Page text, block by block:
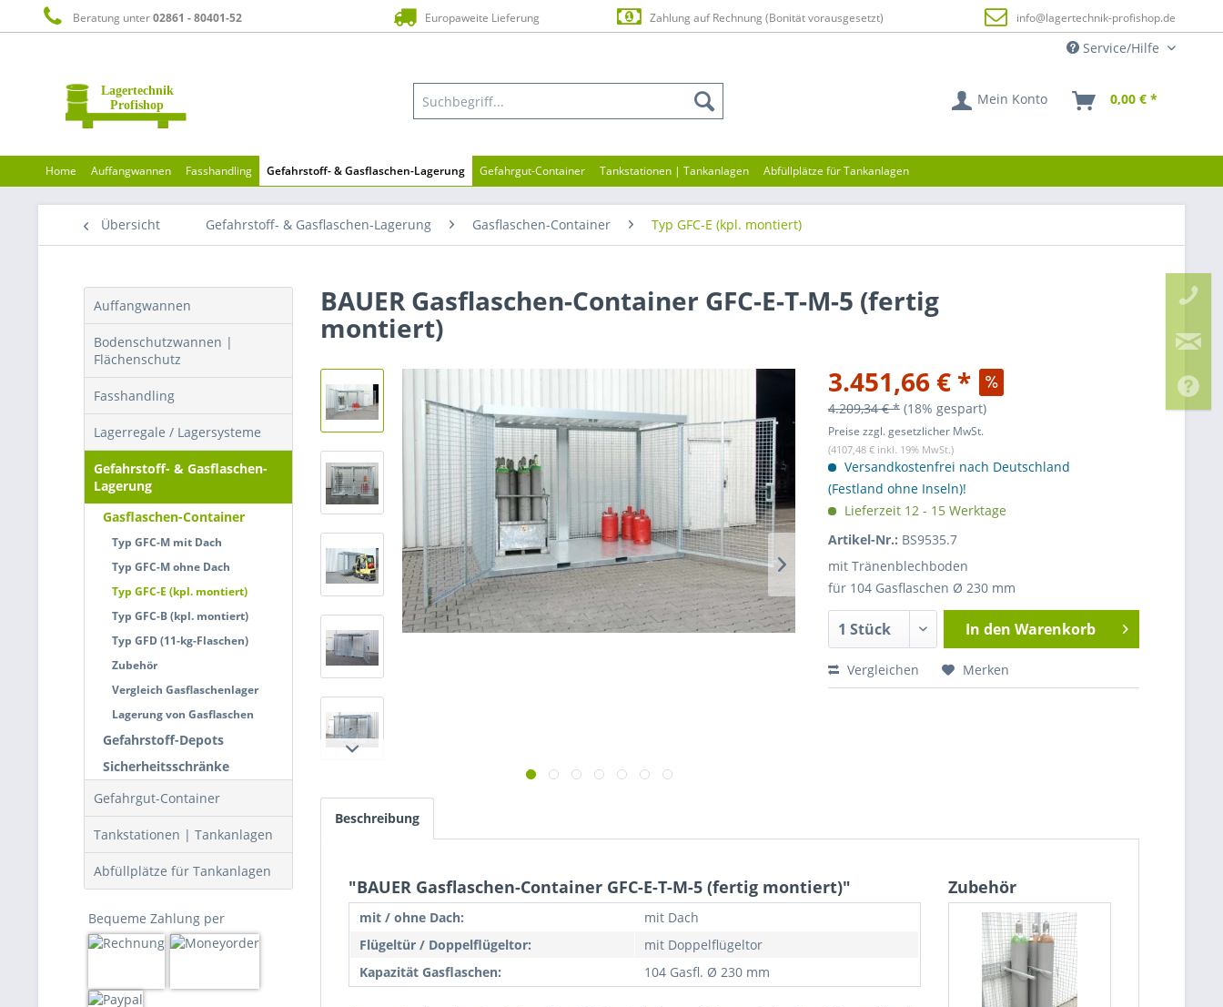
Beratung unter02861 - 80401-52 Europaweite Lieferung Zahlung auf Rechnung (Bonität vorausgesetzt) info@lagertechnik-profishop.de
Service/Hilfe
Mein Konto 0,00 € *
Home Auffangwannen Fasshandling Gefahrstoff- & Gasflaschen-Lagerung Gefahrgut-Container Tankstationen | Tankanlagen Abfüllplätze für Tankanlagen
Übersicht Gefahrstoff- & Gasflaschen-Lagerung Gasflaschen-Container Typ GFC-E (kpl. montiert)
Auffangwannen
Bodenschutzwannen |
Flächenschutz
Fasshandling
Lagerregale / Lagersysteme
Gefahrstoff- & Gasflaschen-
Lagerung
Gasflaschen-Container
Typ GFC-M mit Dach
Typ GFC-M ohne Dach
Typ GFC-E (kpl. montiert)
Typ GFC-B (kpl. montiert)
Typ GFD (11-kg-Flaschen)
Zubehör
Vergleich Gasflaschenlager
Lagerung von Gasflaschen
Gefahrstoff-Depots
Sicherheitsschränke
Gefahrgut-Container
Tankstationen | Tankanlagen
Abfüllplätze für Tankanlagen
Bequeme Zahlung per
BAUER Gasflaschen-Container GFC-E-T-M-5 (fertig
montiert)
3.451,66 € *
4.209,34 € * (18% gespart)
Preise zzgl. gesetzlicher MwSt.
(4107,48 € inkl. 19% MwSt.)
Versandkostenfrei nach Deutschland
(Festland ohne Inseln)!
Lieferzeit 12 - 15 Werktage
Artikel-Nr.: BS9535.7
mit Tränenblechboden
für 104 Gasflaschen Ø 230 mm
In den Warenkorb
Vergleichen Merken
Beschreibung
"BAUER Gasflaschen-Container GFC-E-T-M-5 (fertig montiert)"
mit / ohne Dach:
mit Dach
Flügeltür / Doppelflügeltor:
mit Doppelflügeltor
Kapazität Gasflaschen:
104 Gasfl. Ø 230 mm
Zubehör